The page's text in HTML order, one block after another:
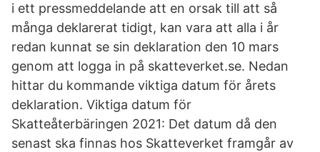
i ett pressmeddelande att en orsak till att så
många deklarerat tidigt, kan vara att alla i år
redan kunnat se sin deklaration den 10 mars
genom att logga in på skatteverket.se. Nedan
hittar du kommande viktiga datum för årets
deklaration. Viktiga datum för
Skatteåterbäringen 2021: Det datum då den
senast ska finnas hos Skatteverket framgår av